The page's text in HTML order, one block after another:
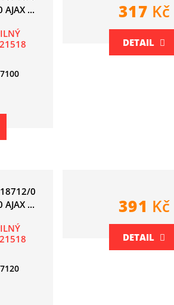
317 Kč
DETAIL
391 Kč
DETAIL